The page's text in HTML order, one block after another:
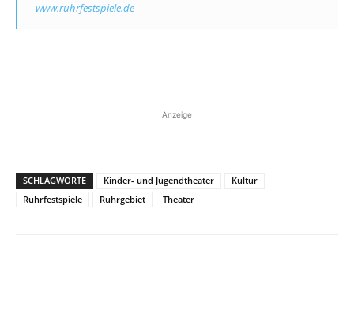
www.ruhrfestspiele.de
Anzeige
SCHLAGWORTE Kinder- und Jugendtheater
Kultur
Ruhrfestspiele
Ruhrgebiet Theater